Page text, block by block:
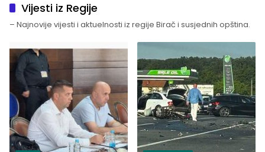
Vijesti iz Regije
– Najnovije vijesti i aktuelnosti iz regije Birač i susjednih opština.